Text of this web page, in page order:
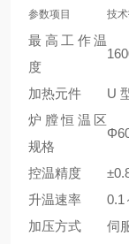
参数项目 技
最高工作温
度
加热元件
U
炉膛恒温区
规格
控温精度
升温速率
0.1
加压方式
伺